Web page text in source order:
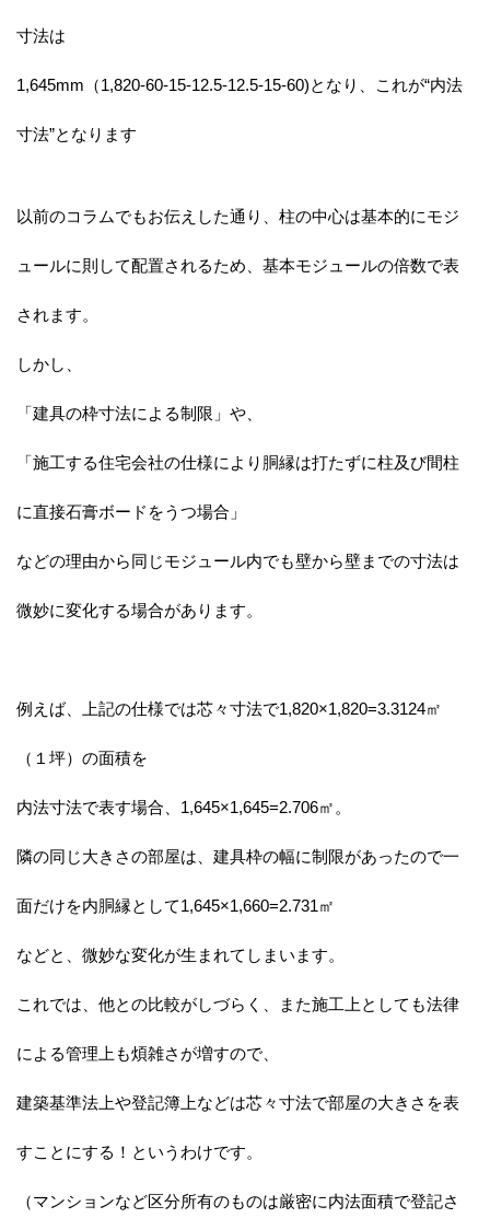
寸法は
1,645mm（1,820-60-15-12.5-12.5-15-60)となり、これが“内法
寸法”となります
以前のコラムでもお伝えした通り、柱の中心は基本的にモジ
ュールに則して配置されるため、基本モジュールの倍数で表
されます。
しかし、
「建具の枠寸法による制限」や、
「施工する住宅会社の仕様により胴縁は打たずに柱及び間柱
に直接石膏ボードをうつ場合」
などの理由から同じモジュール内でも壁から壁までの寸法は
微妙に変化する場合があります。
例えば、上記の仕様では芯々寸法で1,820×1,820=3.3124㎡
（１坪）の面積を
内法寸法で表す場合、1,645×1,645=2.706㎡。
隣の同じ大きさの部屋は、建具枠の幅に制限があったので一
面だけを内胴縁として1,645×1,660=2.731㎡
などと、微妙な変化が生まれてしまいます。
これでは、他との比較がしづらく、また施工上としても法律
による管理上も煩雑さが増すので、
建築基準法上や登記簿上などは芯々寸法で部屋の大きさを表
すことにする！というわけです。
（マンションなど区分所有のものは厳密に内法面積で登記さ